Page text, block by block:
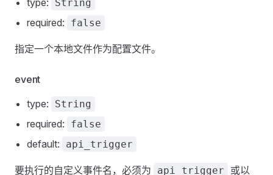
type:
String
required: false
指定一个本地文件作为配置文件。
event
type:
String
required: false
default: api_trigger
要执行的自定义事件名，必须为 api_trigger 或以